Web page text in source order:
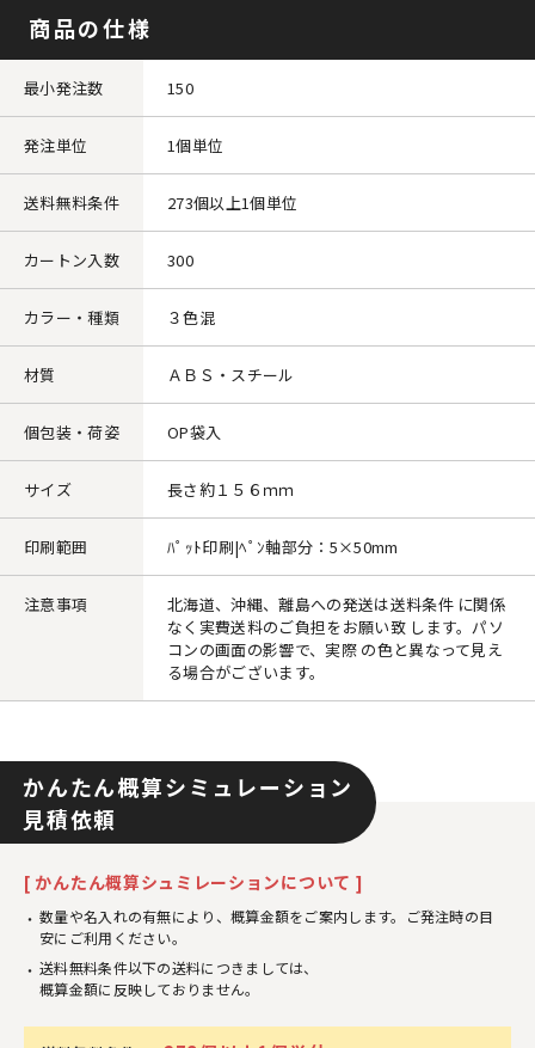
商品の仕様
最小発注数 150
発注単位 1個単位
送料無料条件 273個以上1個単位
カートン入数 300
カラー・種類 ３色混
材質 ＡＢＳ・スチール
個包装・荷姿 OP袋入
サイズ 長さ約１５６ｍｍ
印刷範囲 ﾊﾟｯﾄ印刷|ﾍﾟﾝ軸部分：5×50mm
注意事項
北海道、沖縄、離島への発送は送料条件 に関係
なく実費送料のご負担をお願い致 します。パソ
コンの画面の影響で、実際 の色と異なって見え
る場合がございます。
かんたん概算シミュレーション
見積依頼
[ かんたん概算シュミレーションについて ]
数量や名入れの有無により、概算金額をご案内します。ご発注時の目
安にご利用ください。
送料無料条件以下の送料につきましては、
概算金額に反映しておりません。